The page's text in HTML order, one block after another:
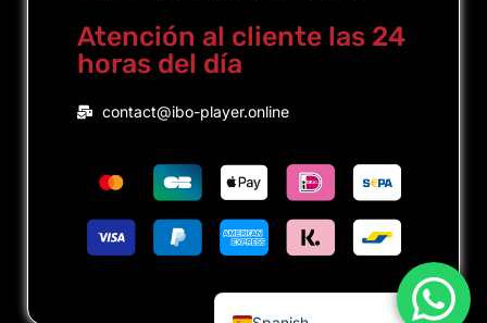
Atención al cliente las 24
horas del día
contact@ibo-player.online
French
Dutch
English
Portuguese (Brazil)